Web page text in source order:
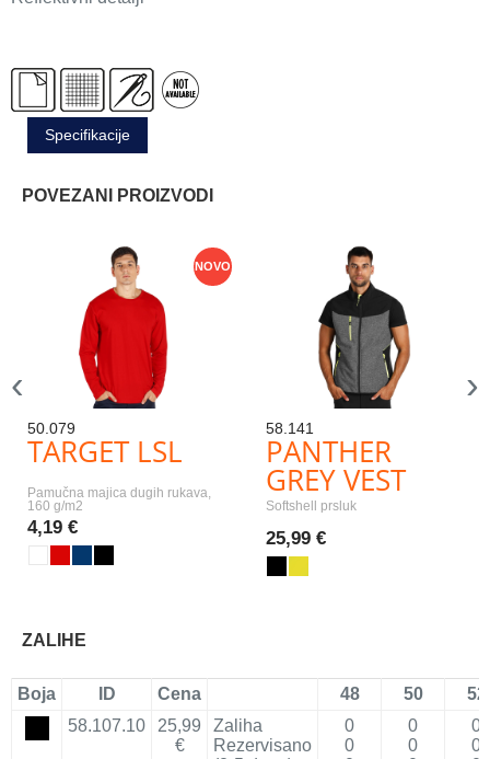
Specifikacije
POVEZANI PROIZVODI
NOVO
50.079
TARGET LSL
Pamučna majica dugih rukava,
160 g/m2
4,19 €
58.141
PANTHER
GREY VEST
Softshell prsluk
25,99 €
‹ ›
ZALIHE
Boja ID Cena 48 50
52
58.107.10
25,99
€
Zaliha
Rezervisano
0
0
0
0
0
0